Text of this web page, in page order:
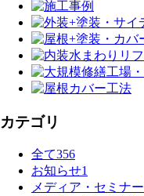
カテゴリ
全て356
お知らせ1
メディア・セミナー